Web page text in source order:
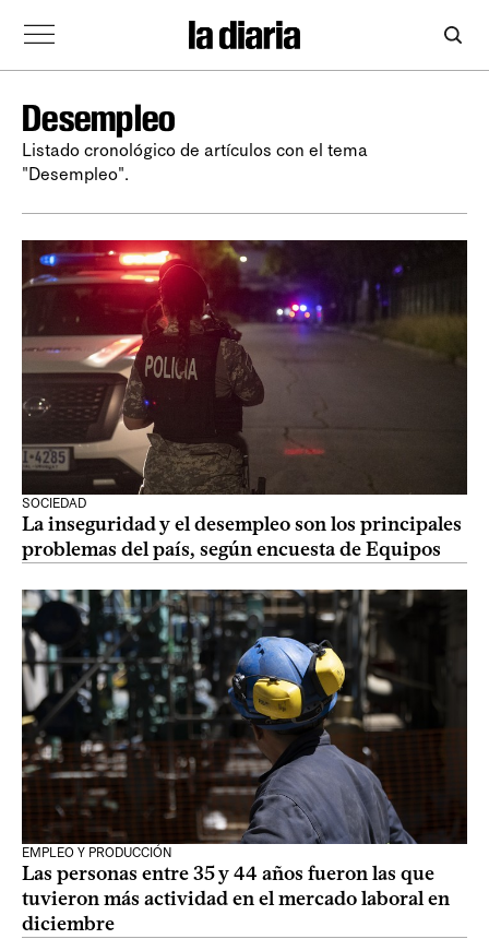
Desempleo
Listado cronológico de artículos con el tema
"Desempleo".
SOCIEDAD
La inseguridad y el desempleo son los principales
problemas del país, según encuesta de Equipos
EMPLEO Y PRODUCCIÓN
Las personas entre 35 y 44 años fueron las que
tuvieron más actividad en el mercado laboral en
diciembre